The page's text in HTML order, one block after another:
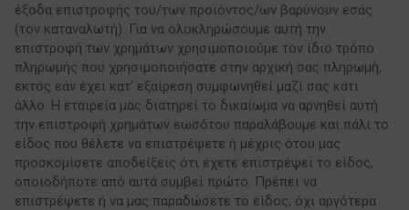
έξοδα επιστροφής του/των προϊόντος/ων βαρύνουν εσάς
(τον καταναλωτή). Για να ολοκληρώσουμε αυτή την
επιστροφή των χρημάτων χρησιμοποιούμε τον ίδιο τρόπο
πληρωμής που χρησιμοποιήσατε στην αρχική σας πληρωμή,
εκτός εάν έχει κατ’ εξαίρεση συμφωνηθεί μαζί σας κάτι
άλλο. Η εταιρεία μας διατηρεί το δικαίωμα να αρνηθεί αυτή
την επιστροφή χρημάτων εωσότου παραλάβουμε και πάλι το
είδος που θέλετε να επιστρέψετε ή μέχρις ότου μας
προσκομίσετε αποδείξεις ότι έχετε επιστρέψει το είδος,
οποιοδήποτε από αυτά συμβεί πρώτο. Πρέπει να
επιστρέψετε ή να μας παραδώσετε το είδος, όχι αργότερα